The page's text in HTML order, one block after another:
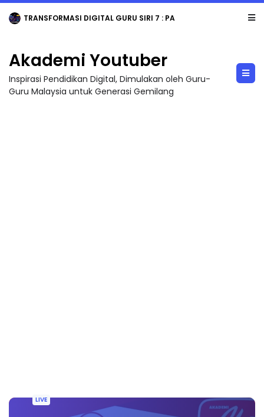
TRANSFORMASI DIGITAL GURU SIRI 7 : PAHLAWAN DIGITAL PENYELAMAT DUNIA
Akademi Youtuber
Inspirasi Pendidikan Digital, Dimulakan oleh Guru-
Guru Malaysia untuk Generasi Gemilang
LIVE